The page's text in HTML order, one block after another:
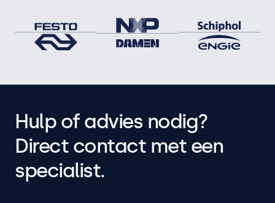
Hulp of advies nodig?
Direct contact met een
specialist.